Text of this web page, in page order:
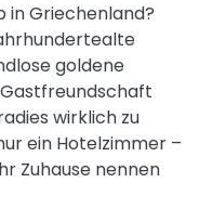
in Griechenland?
goldene
wirklich zu
ein Hotelzimmer –
Zuhause nennen